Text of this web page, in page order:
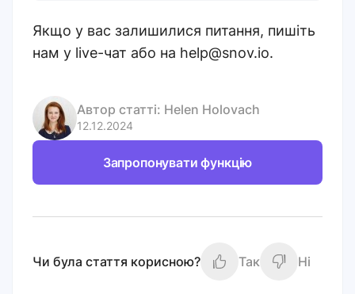
Якщо у вас залишилися питання, пишіть
нам у live-чат або на help@snov.io.
Автор статті: Helen Holovach
12.12.2024
Запропонувати функцію
Чи була стаття корисною? Так Ні